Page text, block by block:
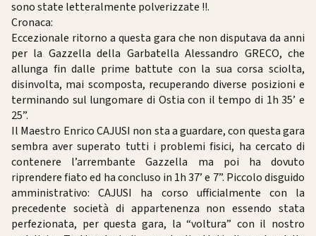
sono state letteralmente polverizzate !!.
Cronaca:
Eccezionale ritorno a questa gara che non disputava da anni
per la Gazzella della Garbatella Alessandro GRECO, che
allunga fin dalle prime battute con la sua corsa sciolta,
disinvolta, mai scomposta, recuperando diverse posizioni e
terminando sul lungomare di Ostia con il tempo di 1h 35’ e
25”.
Il Maestro Enrico CAJUSI non sta a guardare, con questa gara
sembra aver superato tutti i problemi fisici, ha cercato di
contenere l’arrembante Gazzella ma poi ha dovuto
riprendere fiato ed ha concluso in 1h 37’ e 7”. Piccolo disguido
amministrativo: CAJUSI ha corso ufficialmente con la
precedente società di appartenenza non essendo stata
perfezionata, per questa gara, la “voltura” con il nostro